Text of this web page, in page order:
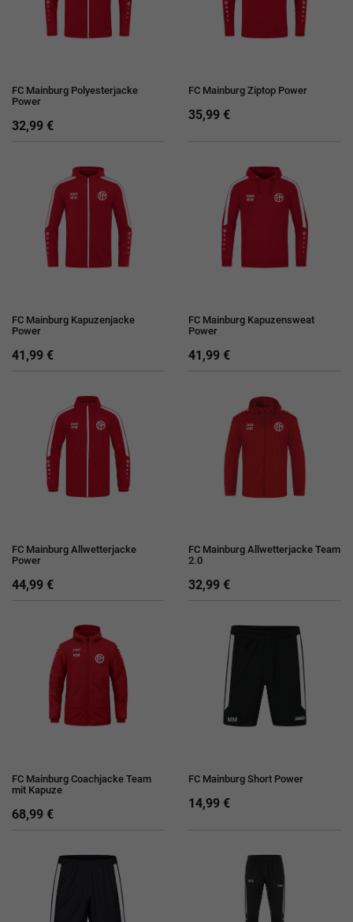
FC Mainburg Polyesterjacke
Power
32,99 €
FC Mainburg Ziptop Power
35,99 €
FC Mainburg Kapuzenjacke
Power
41,99 €
FC Mainburg Kapuzensweat
Power
41,99 €
FC Mainburg Allwetterjacke
Power
44,99 €
FC Mainburg Allwetterjacke Team
2.0
32,99 €
FC Mainburg Coachjacke Team
mit Kapuze
68,99 €
FC Mainburg Short Power
14,99 €